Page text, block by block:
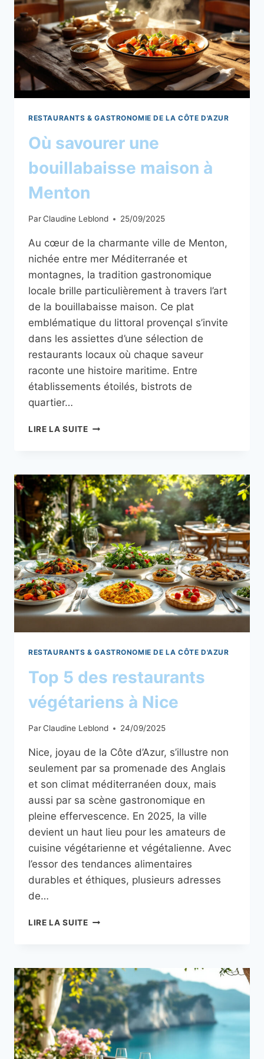
RESTAURANTS & GASTRONOMIE DE LA CÔTE D'AZUR
Où savourer une
bouillabaisse maison à
Menton
ParClaudine Leblond 25/09/2025
Au cœur de la charmante ville de Menton,
nichée entre mer Méditerranée et
montagnes, la tradition gastronomique
locale brille particulièrement à travers l’art
de la bouillabaisse maison. Ce plat
emblématique du littoral provençal s’invite
dans les assiettes d’une sélection de
restaurants locaux où chaque saveur
raconte une histoire maritime. Entre
établissements étoilés, bistrots de
quartier…
LIRE LA SUITEOÙ
MAISON
À
MENTON
RESTAURANTS & GASTRONOMIE DE LA CÔTE D'AZUR
Top 5 des restaurants
végétariens à Nice
ParClaudine Leblond 24/09/2025
Nice, joyau de la Côte d’Azur, s’illustre non
seulement par sa promenade des Anglais
et son climat méditerranéen doux, mais
aussi par sa scène gastronomique en
pleine effervescence. En 2025, la ville
devient un haut lieu pour les amateurs de
cuisine végétarienne et végétalienne. Avec
l’essor des tendances alimentaires
durables et éthiques, plusieurs adresses
de…
LIRE LA SUITETOP
VÉGÉTARIENS
À
NICE